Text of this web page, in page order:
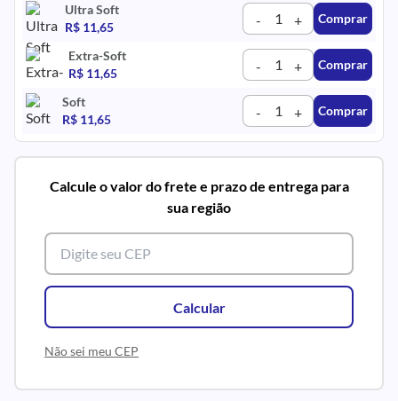
Ultra Soft
R$ 11,65
- + Comprar
Extra-Soft
R$ 11,65
- + Comprar
Soft
R$ 11,65
- + Comprar
Calcule o valor do frete e prazo de entrega para
sua região
Calcular
Não sei meu CEP